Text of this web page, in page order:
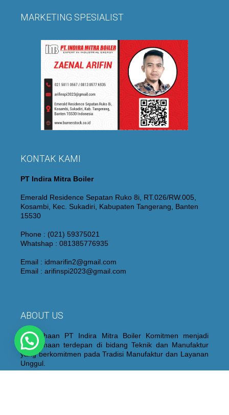
MARKETING SPESIALIST
KONTAK KAMI
PT Indira Mitra Boiler
Emerald Residence Sepatan Ruko 8i, RT.026/RW.005,
Kosambi, Kec. Sukadiri, Kabupaten Tangerang, Banten
15530
Phone : (021) 59375021
Whatshap : 081385776935
Email : idmarifin2@gmail.com
Email : arifinspi2023@gmail.com
ABOUT US
Perusahaan PT Indira Mitra Boiler Komitmen menjadi
Perusahaan terdepan di bidang Teknik dan Manufaktur
yang berkomitmen pada Tradisi Manufaktur dan Layanan
Unggul.